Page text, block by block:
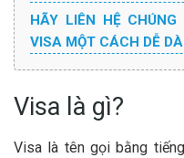
HÃY LIÊN HỆ
VISA MỘT CÁCH DỄ
Visa là gì?
Visa là tên gọi bằng